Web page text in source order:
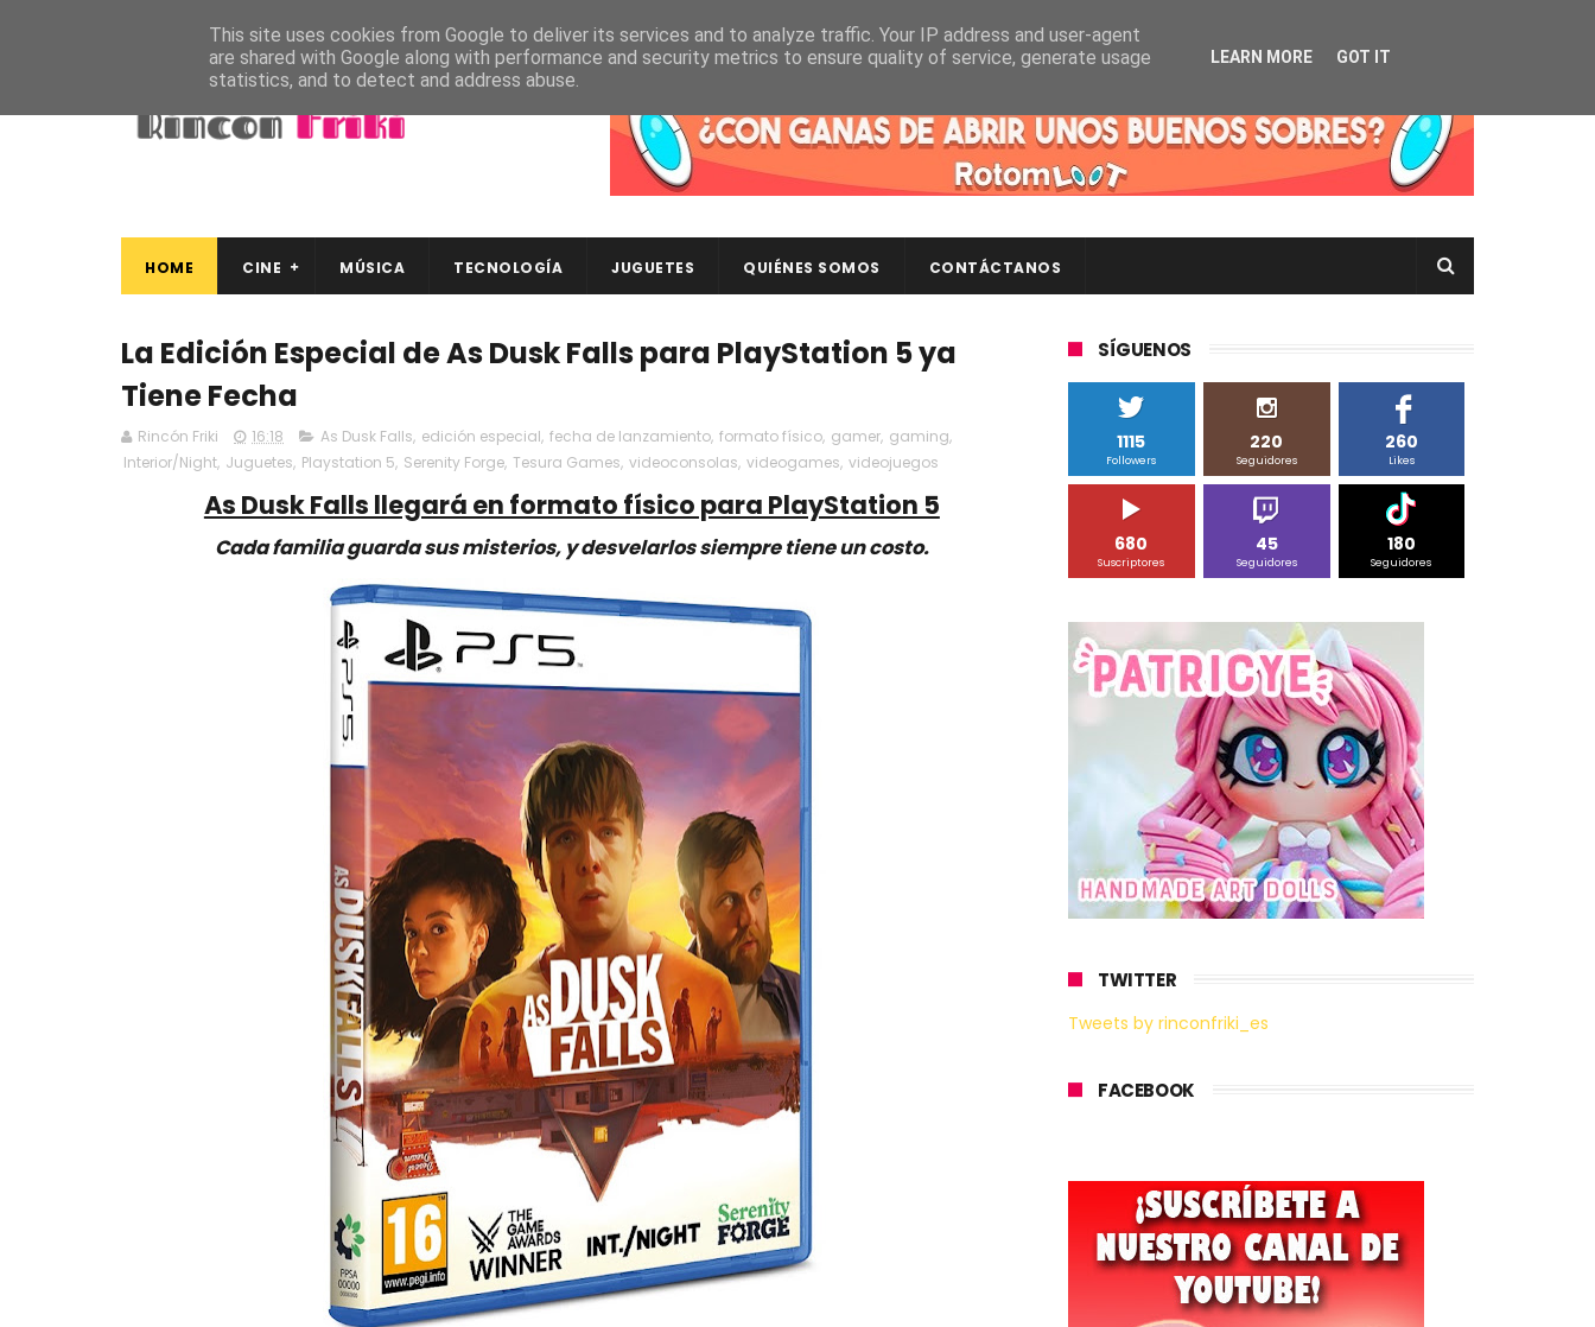
HOME CINE MÚSICA TECNOLOGÍA JUGUETES QUIÉNES SOMOS CONTÁCTANOS
La Edición Especial de As Dusk Falls para PlayStation 5 ya
Tiene Fecha
Rincón Friki 16:18 As Dusk Falls, edición especial, fecha de lanzamiento, formato físico, gamer, gaming,
Interior/Night, Juguetes, Playstation 5, Serenity Forge, Tesura Games, videoconsolas, videogames, videojuegos
As Dusk Falls llegará en formato físico para PlayStation 5
Cada familia guarda sus misterios, y desvelarlos siempre tiene un costo.
SÍGUENOS
1115
Followers
220
Seguidores
260
Likes
680
Suscriptores
45
Seguidores
180
Seguidores
TWITTER
Tweets by rinconfriki_es
FACEBOOK
This site uses cookies from Google to deliver its services and to analyze traffic. Your IP address and user-agent
are shared with Google along with performance and security metrics to ensure quality of service, generate usage
statistics, and to detect and address abuse.
LEARN MORE GOT IT